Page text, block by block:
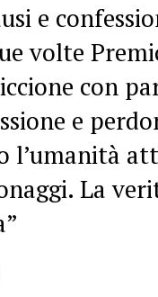
e
volte
con
e
l’umanità
La